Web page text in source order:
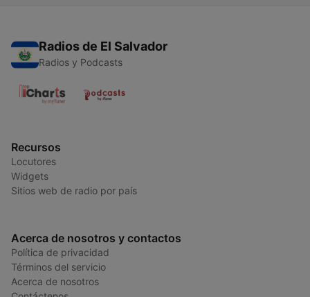
Radios de El Salvador
Radios y Podcasts
Recursos
Locutores
Widgets
Sitios web de radio por país
Acerca de nosotros y contactos
Política de privacidad
Términos del servicio
Acerca de nosotros